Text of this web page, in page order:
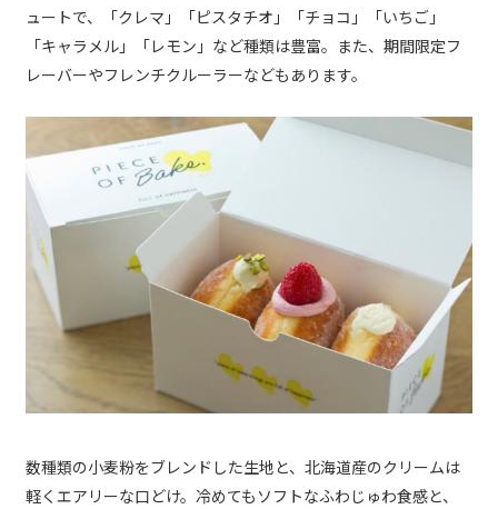
ュートで、「クレマ」「ピスタチオ」「チョコ」「いちご」
「キャラメル」「レモン」など種類は豊富。また、期間限定フ
レーバーやフレンチクルーラーなどもあります。
数種類の小麦粉をブレンドした生地と、北海道産のクリームは
軽くエアリーな口どけ。冷めてもソフトなふわじゅわ食感と、